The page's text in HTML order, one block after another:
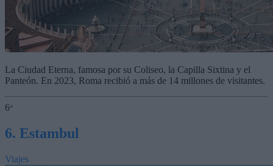
La Ciudad Eterna, famosa por su Coliseo, la Capilla Sixtina y el
Panteón. En 2023, Roma recibió a más de 14 millones de visitantes.
6°
6. Estambul
Viajes